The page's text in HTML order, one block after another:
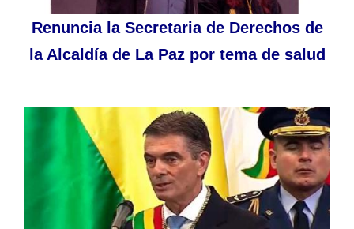
Renuncia la Secretaria de Derechos de
la Alcaldía de La Paz por tema de salud